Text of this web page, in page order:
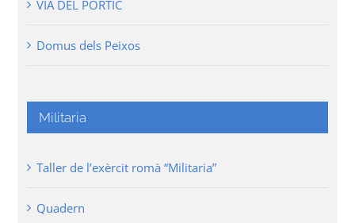
VIA DEL PÒRTIC
Domus dels Peixos
Militaria
Taller de l’exèrcit romà “Militaria”
Quadern